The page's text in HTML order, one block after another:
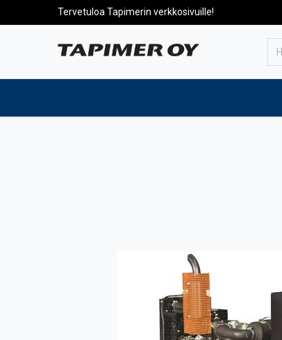
Tervetuloa Tapimerin verkkosivuille!